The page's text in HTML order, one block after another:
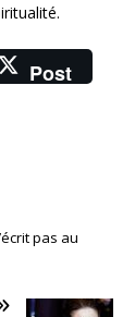
Post
pas au